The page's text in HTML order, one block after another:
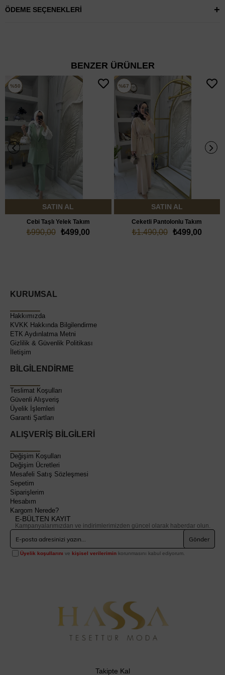
ÖDEME SEÇENEKLERI
BENZER ÜRÜNLER
SATIN AL
Cebi Taşlı Yelek Takım
₺499,00
₺990,00
%50
SATIN AL
Ceketli Pantolonlu Takım
₺499,00
₺1.490,00
%67
KURUMSAL
Hakkımızda
KVKK Hakkında Bilgilendirme
ETK Aydınlatma Metni
Gizlilik & Güvenlik Politikası
İletişim
BİLGİLENDİRME
Teslimat Koşulları
Güvenli Alışveriş
Üyelik İşlemleri
Garanti Şartları
ALIŞVERİŞ BİLGİLERİ
Değişim Koşulları
Değişim Ücretleri
Mesafeli Satış Sözleşmesi
Sepetim
Siparişlerim
Hesabım
Kargom Nerede?
E-BÜLTEN KAYIT
Kampanyalarımızdan ve indirimlerimizden güncel olarak haberdar olun.
Gönder
Üyelik koşullarını ve kişisel verilerimin korunmasını kabul ediyorum.
Takipte Kal